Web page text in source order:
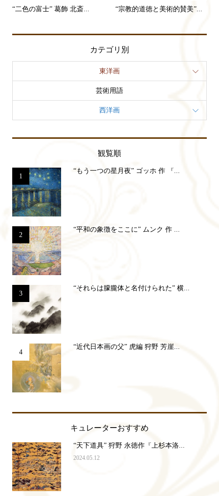
“二色の富士” 葛飾 北斎... “宗教的道徳と美術的賛美”...
カテゴリ別
東洋画
芸術用語
西洋画
観覧順
1
“もう一つの星月夜” ゴッホ 作 『...
2
“平和の象徴をここに” ムンク 作 ...
3
“それらは朦朧体と名付けられた” 横...
4
“近代日本画の父” 虎編 狩野 芳崖...
キュレーターおすすめ
“天下道具” 狩野 永徳作『上杉本洛...
2024.05.12